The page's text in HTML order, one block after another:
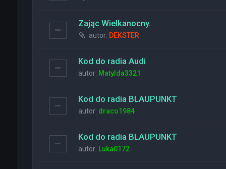
Zając Wielkanocny.
autor: DEKSTER
Kod do radia Audi
autor: Matylda3321
Kod do radia BLAUPUNKT
autor: draco1984
Kod do radia BLAUPUNKT
autor: Luka0172